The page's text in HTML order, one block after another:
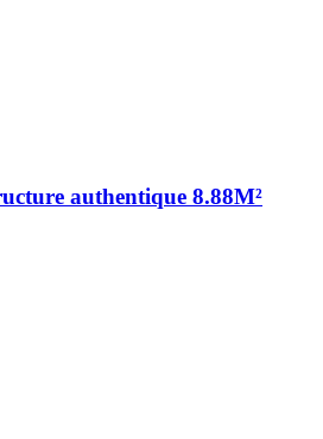
authentique 8.88M²